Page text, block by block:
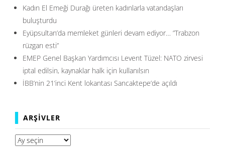
Kadın El Emeği Durağı üreten kadınlarla vatandaşları
buluşturdu
Eyüpsultan’da memleket günleri devam ediyor… ”Trabzon
rüzgarı esti”
EMEP Genel Başkan Yardımcısı Levent Tüzel: NATO zirvesi
iptal edilsin, kaynaklar halk için kullanılsın
İBB’nin 21’inci Kent lokantası Sancaktepe’de açıldı
ARŞIVLER
Arşivler